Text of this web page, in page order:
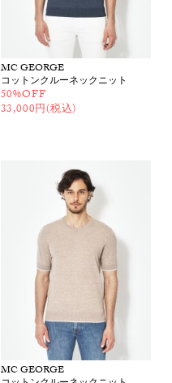
MC GEORGE
コットンクルーネックニット
50%OFF
33,000円(税込)
MC GEORGE